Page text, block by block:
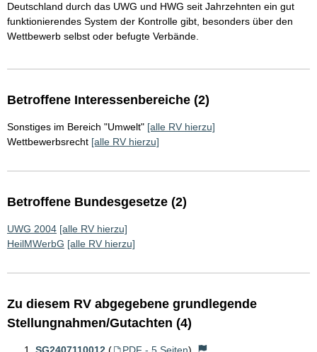
Deutschland durch das UWG und HWG seit Jahrzehnten ein gut
funktionierendes System der Kontrolle gibt, besonders über den
Wettbewerb selbst oder befugte Verbände.
Betroffene Interessenbereiche (2)
Sonstiges im Bereich "Umwelt" [alle RV hierzu]
Wettbewerbsrecht [alle RV hierzu]
Betroffene Bundesgesetze (2)
UWG 2004 [alle RV hierzu]
HeilMWerbG [alle RV hierzu]
Zu diesem RV abgegebene grundlegende
Stellungnahmen/Gutachten (4)